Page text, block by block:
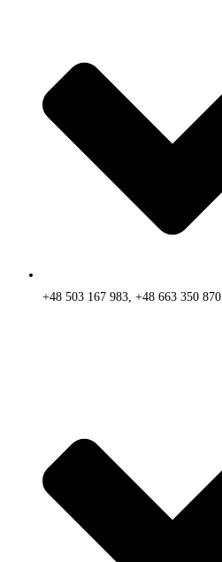
+48 503 167 983, +48 663 350 870